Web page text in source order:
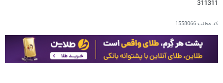
311311
کد مطلب1558066